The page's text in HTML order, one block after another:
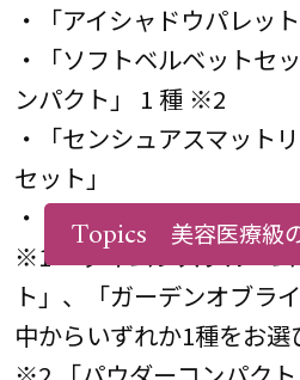
・「アイシャドウパレッ
・「ソフトベルベットセ
ンパクト」 1 種 ※2
・「センシュアスマット
セット」
・「ガーデンオブライト
※1 「タイムレスブルー
ト」、「ガーデンオブラ
中からいずれか1種をお選
Topics 美容医療級